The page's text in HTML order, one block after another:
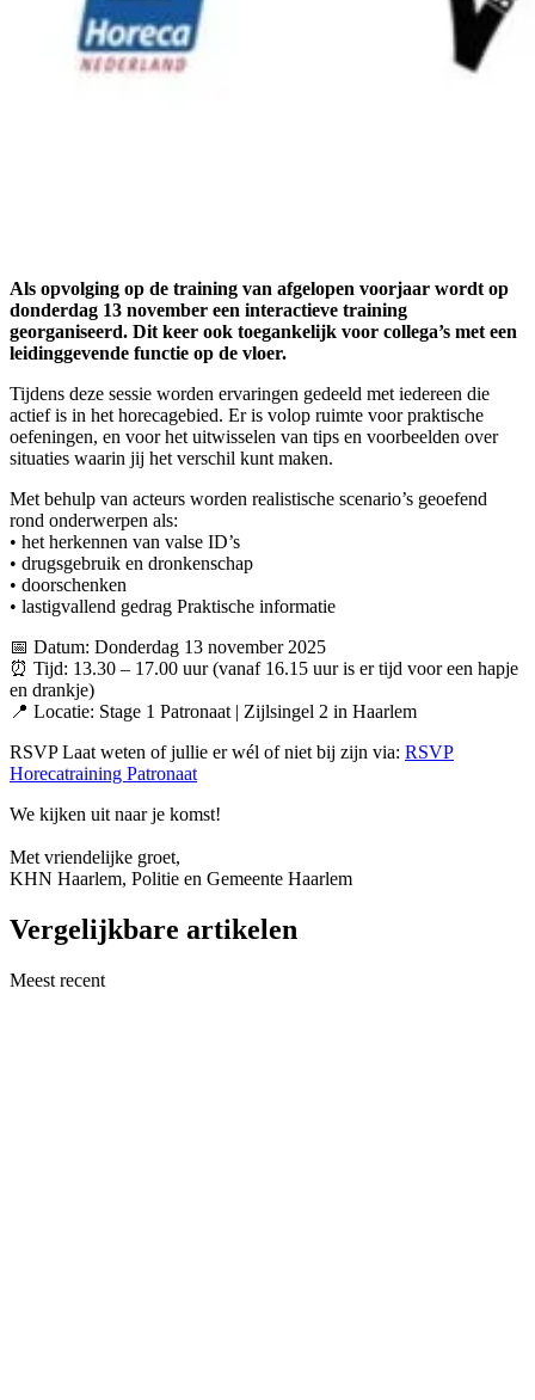
Als opvolging op de training van afgelopen voorjaar wordt op
donderdag 13 november een interactieve training
georganiseerd. Dit keer ook toegankelijk voor collega’s met een
leidinggevende functie op de vloer.
Tijdens deze sessie worden ervaringen gedeeld met iedereen die
actief is in het horecagebied. Er is volop ruimte voor praktische
oefeningen, en voor het uitwisselen van tips en voorbeelden over
situaties waarin jij het verschil kunt maken.
Met behulp van acteurs worden realistische scenario’s geoefend
rond onderwerpen als:
• het herkennen van valse ID’s
• drugsgebruik en dronkenschap
• doorschenken
• lastigvallend gedrag Praktische informatie
📅 Datum: Donderdag 13 november 2025
⏰ Tijd: 13.30 – 17.00 uur (vanaf 16.15 uur is er tijd voor een hapje
en drankje)
📍 Locatie: Stage 1 Patronaat | Zijlsingel 2 in Haarlem
RSVP Laat weten of jullie er wél of niet bij zijn via: RSVP
Horecatraining Patronaat
We kijken uit naar je komst!
Met vriendelijke groet,
KHN Haarlem, Politie en Gemeente Haarlem
Vergelijkbare artikelen
Meest recent